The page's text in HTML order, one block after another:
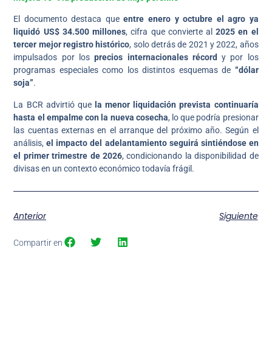
El documento destaca queentre enero y octubre el agro ya
liquidó US$ 34.500 millones, cifra que convierte al2025 en el
tercer mejor registro histórico, solo detrás de 2021 y 2022, años
impulsados por losprecios internacionales récord y por los
programas especiales como los distintos esquemas de “dólar
soja”.
La BCR advirtió que la menor liquidación prevista continuaría
hasta el empalme con la nueva cosecha, lo que podría presionar
las cuentas externas en el arranque del próximo año. Según el
análisis,el impacto del adelantamiento seguirá sintiéndose en
el primer trimestre de 2026, condicionando la disponibilidad de
divisas en un contexto económico todavía frágil.
Anterior Siguiente
Compartir en